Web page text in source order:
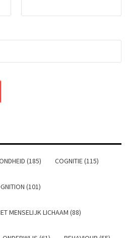
(185) COGNITIE (115)
(101)
MENSELIJK LICHAAM (88)